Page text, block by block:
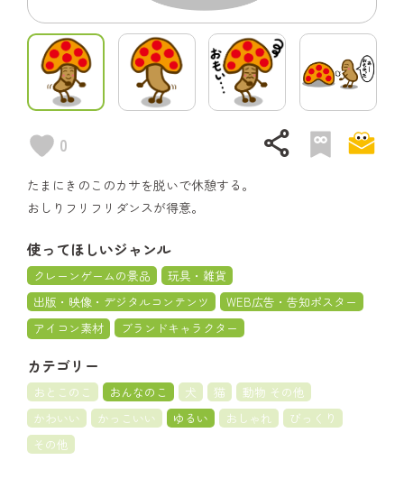
0 share
たまにきのこのカサを脱いで休憩する。
おしりフリフリダンスが得意。
使ってほしいジャンル
クレーンゲームの景品
玩具・雑貨
出版・映像・デジタルコンテンツ
WEB広告・告知ポスター
アイコン素材
ブランドキャラクター
カテゴリー
おとこのこ おんなのこ 犬 猫
動物 その他
かわいい
かっこいい ゆるい おしゃれ
びっくり
その他